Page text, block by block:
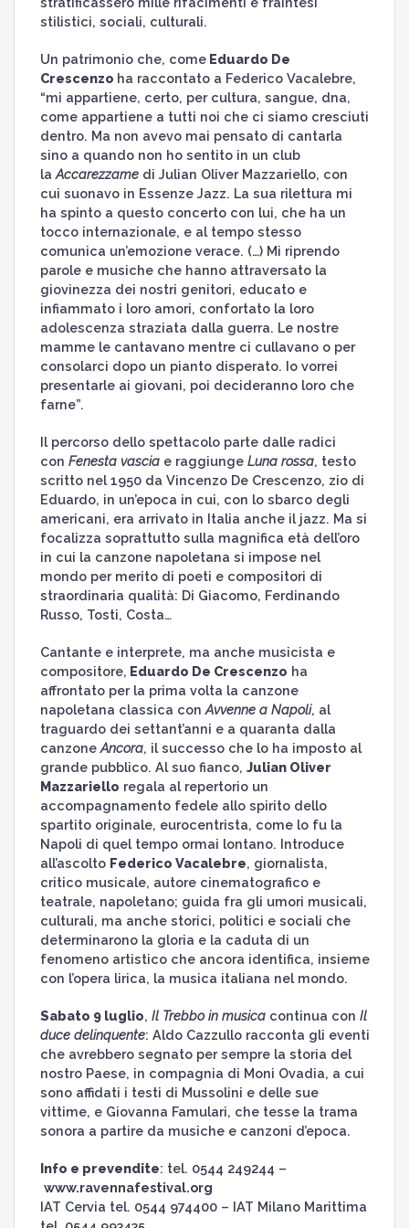
stilistici, sociali, culturali.
Un patrimonio che, comeEduardo De
Crescenzo ha raccontato a Federico Vacalebre,
“mi appartiene, certo, per cultura, sangue, dna,
come appartiene a tutti noi che ci siamo cresciuti
dentro. Ma non avevo mai pensato di cantarla
sino a quando non ho sentito in un club
la Accarezzamedi Julian Oliver Mazzariello, con
cui suonavo in Essenze Jazz. La sua rilettura mi
ha spinto a questo concerto con lui, che ha un
tocco internazionale, e al tempo stesso
comunica un’emozione verace. (…) Mi riprendo
parole e musiche che hanno attraversato la
giovinezza dei nostri genitori, educato e
infiammato i loro amori, confortato la loro
adolescenza straziata dalla guerra. Le nostre
mamme le cantavano mentre ci cullavano o per
consolarci dopo un pianto disperato. Io vorrei
presentarle ai giovani, poi decideranno loro che
farne”.
Il percorso dello spettacolo parte dalle radici
con Fenesta vasciae raggiunge Luna rossa, testo
scritto nel 1950 da Vincenzo De Crescenzo, zio di
Eduardo, in un’epoca in cui, con lo sbarco degli
americani, era arrivato in Italia anche il jazz. Ma si
focalizza soprattutto sulla magnifica età dell’oro
in cui la canzone napoletana si impose nel
mondo per merito di poeti e compositori di
straordinaria qualità: Di Giacomo, Ferdinando
Russo, Tosti, Costa…
Cantante e interprete, ma anche musicista e
compositore, Eduardo De Crescenzo ha
affrontato per la prima volta la canzone
napoletana classica con Avvenne a Napoli, al
traguardo dei settant’anni e a quaranta dalla
canzone Ancora, il successo che lo ha imposto al
grande pubblico. Al suo fianco, Julian Oliver
Mazzariello regala al repertorio un
accompagnamento fedele allo spirito dello
spartito originale, eurocentrista, come lo fu la
Napoli di quel tempo ormai lontano. Introduce
all’ascolto Federico Vacalebre, giornalista,
critico musicale, autore cinematografico e
teatrale, napoletano; guida fra gli umori musicali,
culturali, ma anche storici, politici e sociali che
determinarono la gloria e la caduta di un
fenomeno artistico che ancora identifica, insieme
con l’opera lirica, la musica italiana nel mondo.
Sabato 9 luglio, Il Trebbo in musicacontinua con Il
duce delinquente: Aldo Cazzullo racconta gli eventi
che avrebbero segnato per sempre la storia del
nostro Paese, in compagnia di Moni Ovadia, a cui
sono affidati i testi di Mussolini e delle sue
vittime, e Giovanna Famulari, che tesse la trama
sonora a partire da musiche e canzoni d’epoca.
Info e prevendite: tel. 0544 249244 –
www.ravennafestival.org
IAT Cervia tel. 0544 974400 – IAT Milano Marittima